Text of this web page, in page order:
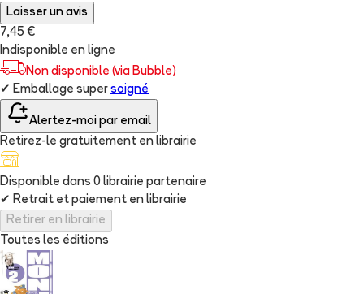
Laisser un avis
7,45 €
Indisponible en ligne
Non disponible (via Bubble)
✔ Emballage super soigné
Alertez-moi par email
Retirez-le gratuitement en librairie
Disponible dans 0 librairie partenaire
✔ Retrait et paiement en librairie
Retirer en librairie
Toutes les éditions